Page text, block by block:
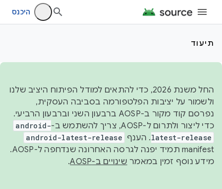
היכנס
תיעוד
החל משנת 2026, כדי להתאים למודל הפיתוח היציב שלנו
ולשמור על יציבות הפלטפורמה בסביבה העסקית,
נפרסם קוד מקור ב-AOSP ברבעון השני וברבעון הרביעי.
כדי ליצור ולתרום ל-AOSP, צריך להשתמש ב-
android-
latest-release. הענף android-latest-release
manifest תמיד יפנה לגרסה האחרונה שנדחפה ל-AOSP.
מידע נוסף זמין במאמר שינויים ב-AOSP .